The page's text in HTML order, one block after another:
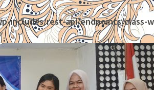
includes/rest-api/endpoints/class-